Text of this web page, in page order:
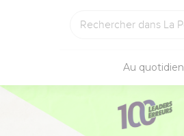
Au quotidien